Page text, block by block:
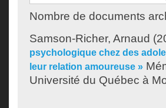
Nombre de documents
Samson-Richer, Arnaud
psychologique chez des
leur relation amoureuse »
Université du Québec à